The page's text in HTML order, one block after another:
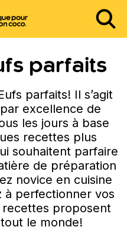
parfaits
parfaits! Il s’agit
excellence de
les jours à base
recettes plus
souhaitent parfaire
de préparation
novice en cuisine
à perfectionner vos
proposent
le monde!